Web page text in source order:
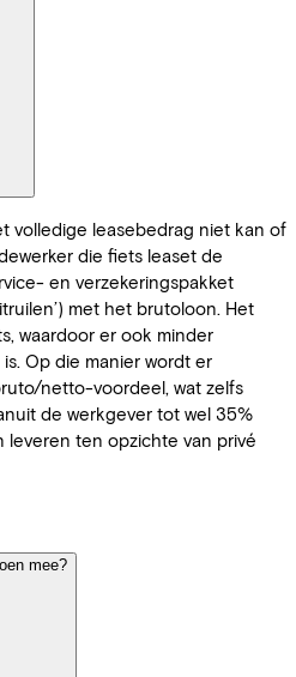
volledige leasebedrag niet kan of
die fiets leaset de
en verzekeringspakket
met het brutoloon. Het
waardoor er ook minder
Op die manier wordt er
netto-voordeel, wat zelfs
de werkgever tot wel 35%
leveren ten opzichte van privé
mee?